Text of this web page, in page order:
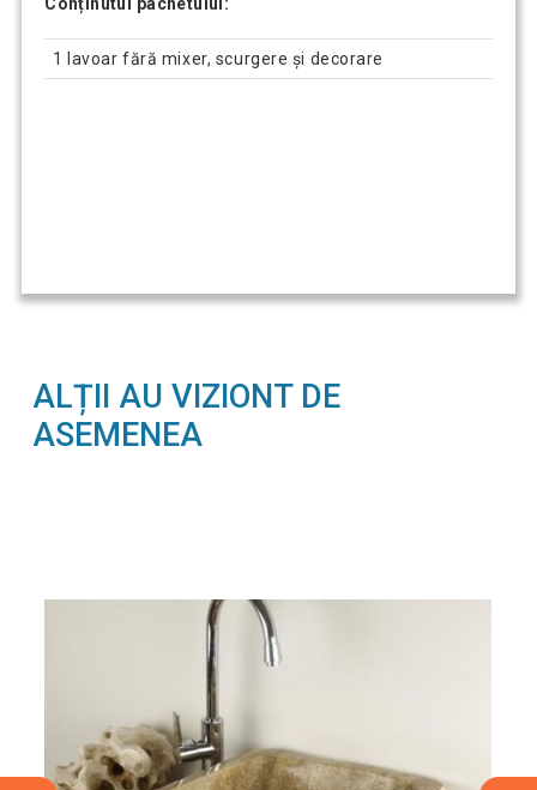
1 lavoar fără mixer, scurgere și decorare
ALȚII AU VIZIONT DE
ASEMENEA